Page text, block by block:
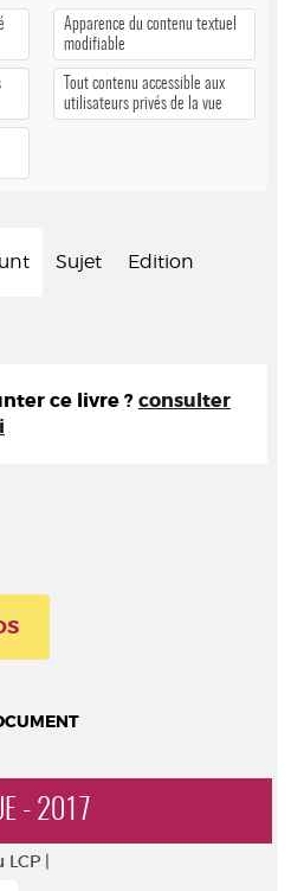
Apparence du contenu textuel
modifiable
Tout contenu accessible aux
utilisateurs privés de la vue
Sujet Edition
ce livre ? consulter
- 2017
LCP |